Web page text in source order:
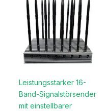
Leistungsstarker 16-
Band-Signalstörsender
mit einstellbarer